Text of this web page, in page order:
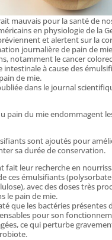
mauvais pour la santé de
en physiologie de la
et alertent sur la
journalière de pain de
notamment le cancer
intestinale à cause des
de mie.
dans le journal
pain du mie endommagent
sont ajoutés pour
sa durée de conservation.
fait leur recherche en
ces émulsifiants
avec des doses très
le pain de mie.
que les bactéries présentes
pour son
ce qui perturbe